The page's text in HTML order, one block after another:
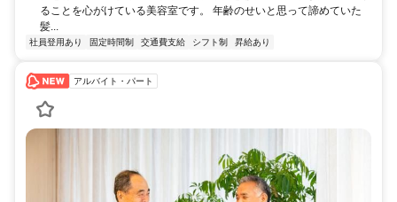
ることを心がけている美容室です。 年齢のせいと思って諦めていた
髪...
社員登用あり 固定時間制 交通費支給 シフト制 昇給あり
アルバイト・パート